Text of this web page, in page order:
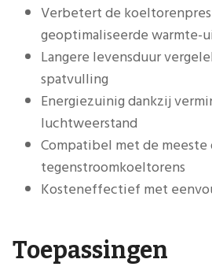
Verbetert de
geoptimaliseerde warmte-
Langere levensduur
spatvulling
Energiezuinig dankzij
luchtweerstand
Compatibel met de
tegenstroomkoeltorens
Kosteneffectief met
Toepassingen